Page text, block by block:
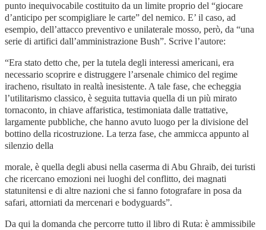
punto inequivocabile costituito da un limite proprio del “giocare
d’anticipo per scompigliare le carte” del nemico. E’ il caso, ad
esempio, dell’attacco preventivo e unilaterale mosso, però, da “una
serie di artifici dall’amministrazione Bush”. Scrive l’autore:
“Era stato detto che, per la tutela degli interessi americani, era
necessario scoprire e distruggere l’arsenale chimico del regime
iracheno, risultato in realtà inesistente. A tale fase, che echeggia
l’utilitarismo classico, è seguita tuttavia quella di un più mirato
tornaconto, in chiave affaristica, testimoniata dalle trattative,
largamente pubbliche, che hanno avuto luogo per la divisione del
bottino della ricostruzione. La terza fase, che ammicca appunto al
silenzio della
morale, è quella degli abusi nella caserma di Abu Ghraib, dei turisti
che ricercano emozioni nei luoghi del conflitto, dei magnati
statunitensi e di altre nazioni che si fanno fotografare in posa da
safari, attorniati da mercenari e bodyguards”.
Da qui la domanda che percorre tutto il libro di Ruta: è ammissibile